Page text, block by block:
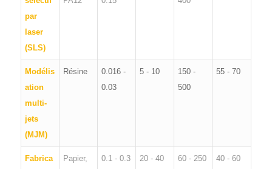
par
laser
(SLS)
Modélis
ation
multi-
jets
(MJM)
Résine
0.016 -
0.03
5 - 10
150 -
500
55 - 70
Fabrica
Papier,
0.1 - 0.3 20 - 40 60 - 250 40 - 60